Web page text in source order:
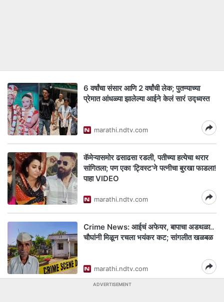
6 वर्षांचा संसार आणि 2 वर्षांची लेक; पुतण्याच्या
प्रेमात आंधळ्या झालेल्या आईने केलं सारं उद्ध्वस्त
marathi.ndtv.com
कॅमेऱ्यासमोर ढसाढसा रडली, पतीच्या हत्येचा थरार
सांगितला; पण एका 'ट्विस्ट'ने पत्नीचा बुरखा फाडला!
पाहा VIDEO
marathi.ndtv.com
Crime News: आईचं अफेयर, बापाचा अडथळा..
चौघांनी मिळून रचला भयंकर कट; सांगलीत खळबळ
marathi.ndtv.com
ADVERTISEMENT